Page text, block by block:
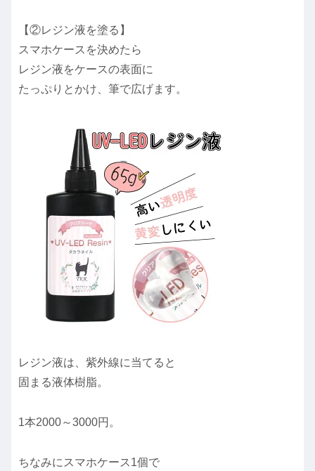
【②レジン液を塗る】
スマホケースを決めたら
レジン液をケースの表面に
たっぷりとかけ、筆で広げます。
レジン液は、紫外線に当てると
固まる液体樹脂。
1本2000～3000円。
ちなみにスマホケース1個で